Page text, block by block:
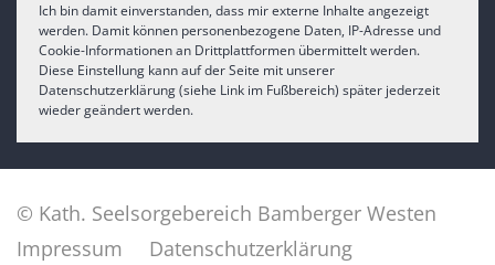
Ich bin damit einverstanden, dass mir externe Inhalte angezeigt
werden. Damit können personenbezogene Daten, IP-Adresse und
Cookie-Informationen an Drittplattformen übermittelt werden.
Diese Einstellung kann auf der Seite mit unserer
Datenschutzerklärung (siehe Link im Fußbereich) später jederzeit
wieder geändert werden.
© Kath. Seelsorgebereich Bamberger Westen
Impressum
Datenschutzerklärung